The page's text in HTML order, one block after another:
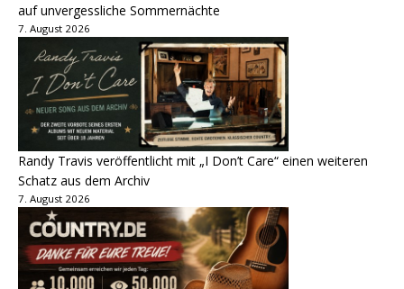
auf unvergessliche Sommernächte
7. August 2026
Randy Travis veröffentlicht mit „I Don’t Care“ einen weiteren
Schatz aus dem Archiv
7. August 2026